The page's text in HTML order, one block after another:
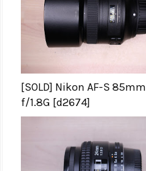
[SOLD] Nikon AF-S 85mm
f/1.8G [d2674]